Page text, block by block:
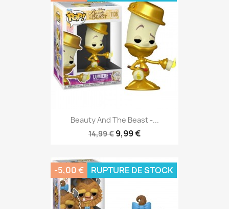
Beauty And The Beast -...
14,99 € 9,99 €
-5,00 € RUPTURE DE STOCK